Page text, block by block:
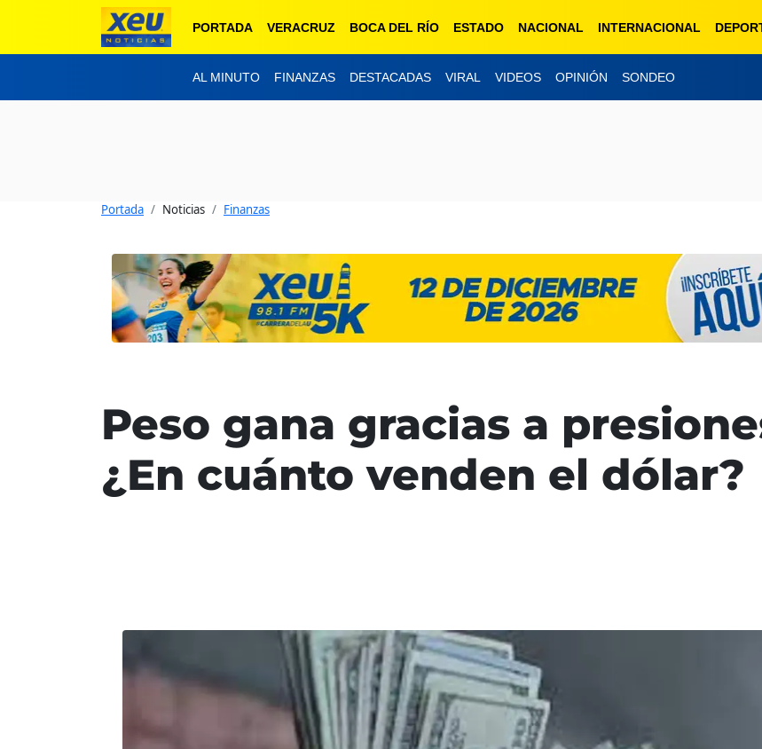
PORTADA VERACRUZ BOCA DEL RÍO ESTADO NACIONAL INTERNACIONAL
AL MINUTO FINANZAS DESTACADAS VIRAL VIDEOS OPINIÓN SONDEO
Portada Noticias Finanzas
Peso gana gracias a
¿En cuánto venden el dólar?